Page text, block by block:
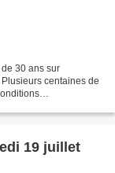
30 ans sur
centaines de
19 juillet